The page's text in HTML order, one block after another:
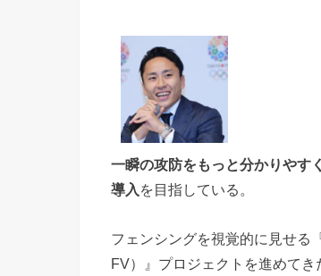
一瞬の攻防をもっと分かりやすく
導入 を目指している。
フェンシングを視覚的に見せる
FV）』プロジェクトを進めて